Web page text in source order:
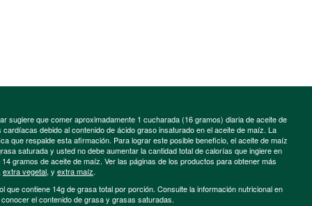
sugiere que comer aproximadamente 1 cucharada (16 gramos) diaria de aceite de
debido al contenido de ácido graso insaturado en el aceite de maíz. La
que respalde esta afirmación. Para lograr este posible beneficio, el aceite de maíz
saturada y usted no debe aumentar la cantidad total de calorías que ingiere en
gramos de aceite de maíz. Ver las páginas de los productos para obtener más
extra vegetal, y extra maíz.
que contiene 14g de grasa total por porción. Consulte la información nutricional en
el contenido de grasa y grasas saturadas.